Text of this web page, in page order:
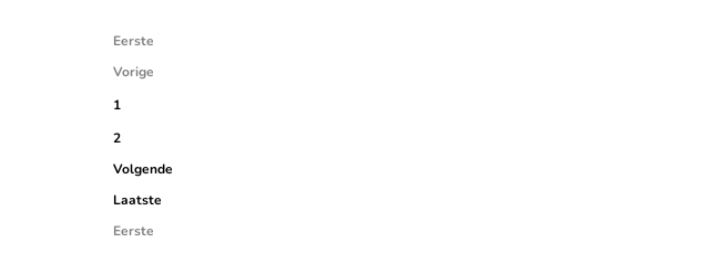
Eerste
Vorige
1
2
Volgende
Laatste
Eerste